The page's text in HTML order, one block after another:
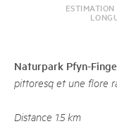
Naturpark Pfyn-
pittoresq et une flore
Distance 1.5 km